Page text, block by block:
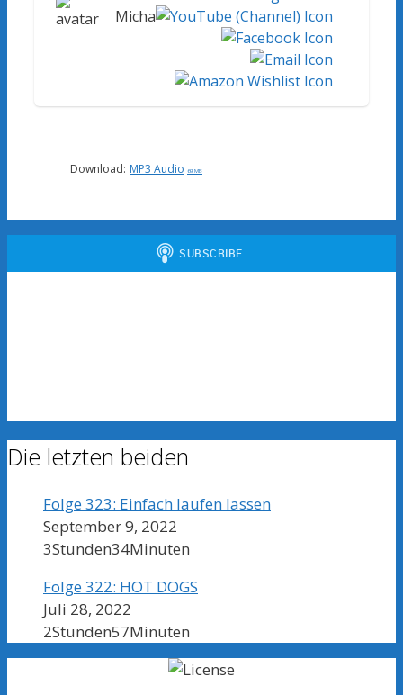
Micha
Download: MP3 Audio 69 MB
Die letzten beiden
Folge 323: Einfach laufen lassen
September 9, 2022
3Stunden34Minuten
Folge 322: HOT DOGS
Juli 28, 2022
2Stunden57Minuten